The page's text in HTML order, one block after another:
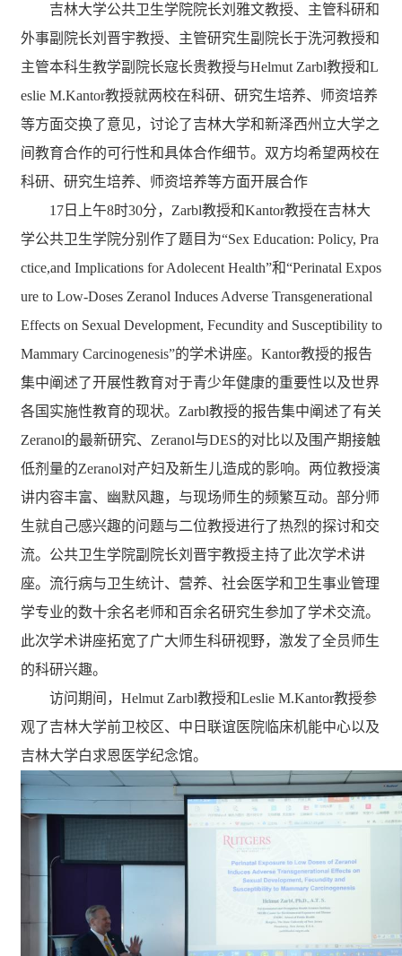
吉林大学公共卫生学院院长刘雅文教授、主管科研和
外事副院长刘晋宇教授、主管研究生副院长于洗河教授和
主管本科生教学副院长寇长贵教授与Helmut Zarbl教授和L
eslie M.Kantor教授就两校在科研、研究生培养、师资培养
等方面交换了意见，讨论了吉林大学和新泽西州立大学之
间教育合作的可行性和具体合作细节。双方均希望两校在
科研、研究生培养、师资培养等方面开展合作
17日上午8时30分， Zarbl教授和Kantor教授在吉林大
学公共卫生学院分别作了题目为“Sex Education: Policy, Pra
ctice,and Implications for Adolecent Health”和“Perinatal Expos
ure to Low-Doses Zeranol Induces Adverse Transgenerational
Effects on Sexual Development, Fecundity and Susceptibility to
Mammary Carcinogenesis”的学术讲座。 Kantor教授的报告
集中阐述了开展性教育对于青少年健康的重要性以及世界
各国实施性教育的现状。 Zarbl教授的报告集中阐述了有关
Zeranol的最新研究、 Zeranol与DES的对比以及围产期接触
低剂量的Zeranol对产妇及新生儿造成的影响。两位教授演
讲内容丰富、幽默风趣，与现场师生的频繁互动。部分师
生就自己感兴趣的问题与二位教授进行了热烈的探讨和交
流。公共卫生学院副院长刘晋宇教授主持了此次学术讲
座。流行病与卫生统计、营养、社会医学和卫生事业管理
学专业的数十余名老师和百余名研究生参加了学术交流。
此次学术讲座拓宽了广大师生科研视野，激发了全员师生
的科研兴趣。
访问期间， Helmut Zarbl教授和Leslie M.Kantor教授参
观了吉林大学前卫校区、中日联谊医院临床机能中心以及
吉林大学白求恩医学纪念馆。